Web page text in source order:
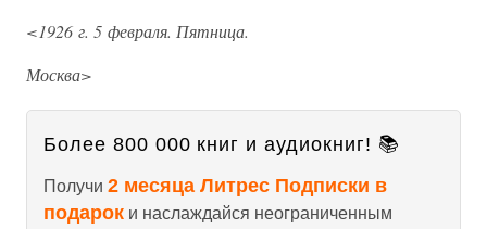
<1926 г. 5 февраля. Пятница.
Москва>
Более 800 000 книг и аудиокниг! 📚
Получи 2 месяца Литрес Подписки в
подарок и наслаждайся неограниченным